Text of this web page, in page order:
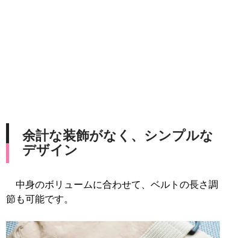
余計な装飾がなく、シンプルな
デザイン
中身のボリュームに合わせて、ベルトの長さ調
節も可能です。